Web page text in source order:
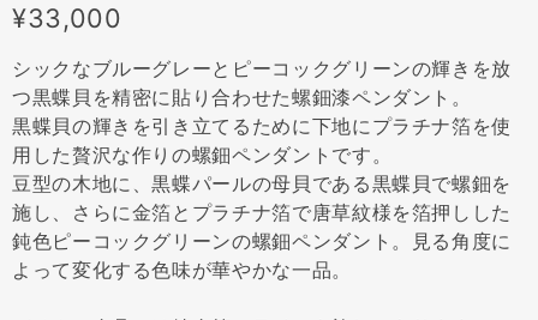
¥33,000
シックなブルーグレーとピーコックグリーンの輝きを放
つ黒蝶貝を精密に貼り合わせた螺鈿漆ペンダント。
黒蝶貝の輝きを引き立てるために下地にプラチナ箔を使
用した贅沢な作りの螺鈿ペンダントです。
豆型の木地に、黒蝶パールの母貝である黒蝶貝で螺鈿を
施し、さらに金箔とプラチナ箔で唐草紋様を箔押しした
鈍色ピーコックグリーンの螺鈿ペンダント。見る角度に
よって変化する色味が華やかな一品。